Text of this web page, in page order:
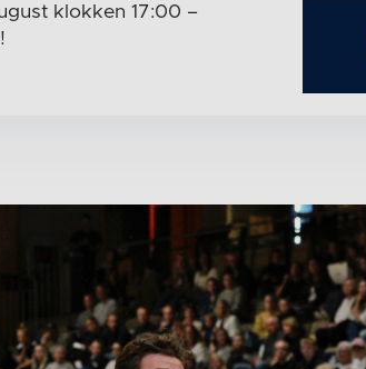
klokken 17:00 –
!